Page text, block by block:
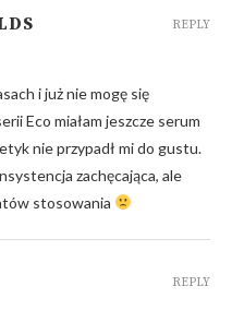
i już nie mogę się
Eco miałam jeszcze serum
nie przypadł mi do gustu.
zachęcająca, ale
stosowania
REPLY
REPLY